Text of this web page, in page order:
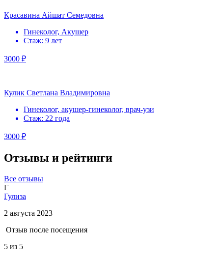
Красавина Айшат Семедовна
Гинеколог, Акушер
Стаж: 9 лет
3000 ₽
Кулик Светлана Владимировна
Гинеколог, акушер-гинеколог, врач-узи
Стаж: 22 года
3000 ₽
Отзывы и рейтинги
Все отзывы
Г
Гулиза
2 августа 2023
Отзыв после посещения
5 из 5